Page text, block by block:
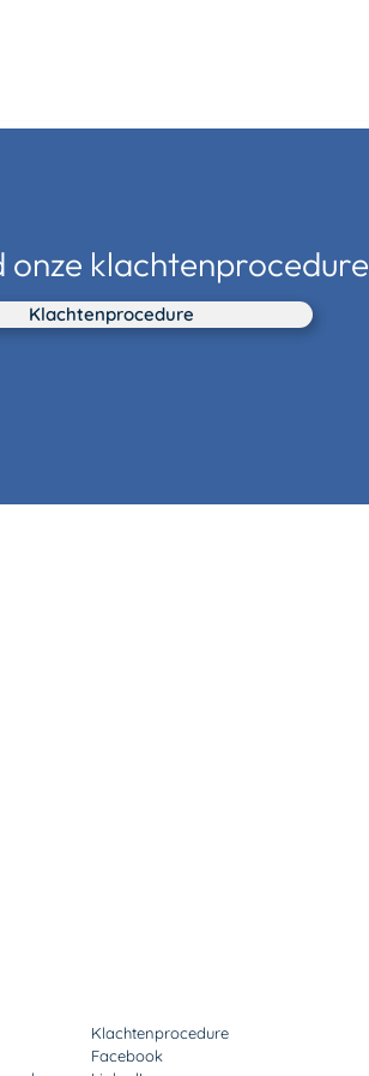
onze klachtenprocedure
Klachtenprocedure
Klachtenprocedure
Facebook